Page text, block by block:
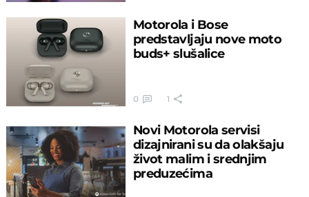
Motorola i Bose
predstavljaju nove moto
buds+ slušalice
0 1
Novi Motorola servisi
dizajnirani su da olakšaju
život malim i srednjim
preduzećima